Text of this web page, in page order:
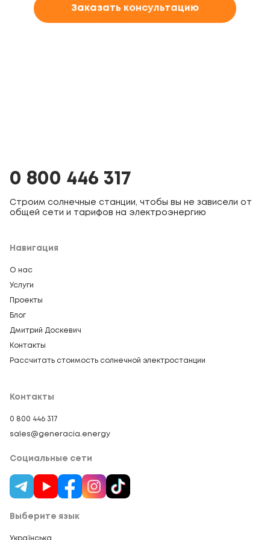
Заказать консультацию
0 800 446 317
Строим солнечные станции, чтобы вы не зависели от
общей сети и тарифов на электроэнергию
Навигация
О нас
Услуги
Проекты
Блог
Дмитрий Доскевич
Контакты
Рассчитать стоимость солнечной электростанции
Контакты
0 800 446 317
sales@generacia.energy
Социальные сети
Выберите язык
Українська